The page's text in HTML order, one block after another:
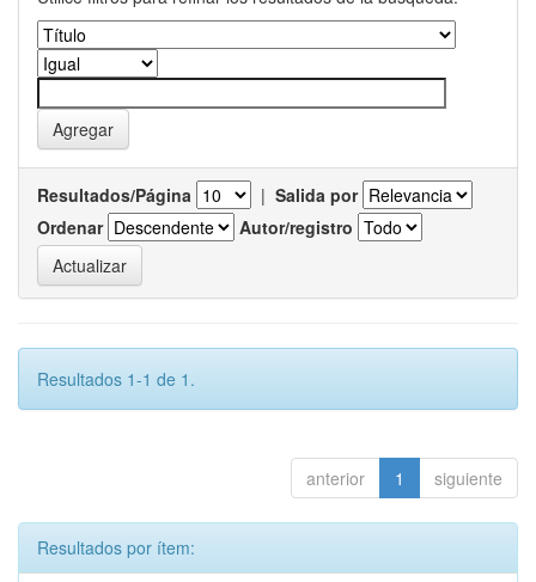
Resultados/Página | Salida por
Ordenar
Autor/registro
Resultados 1-1 de 1.
anterior 1 siguiente
Resultados por ítem: